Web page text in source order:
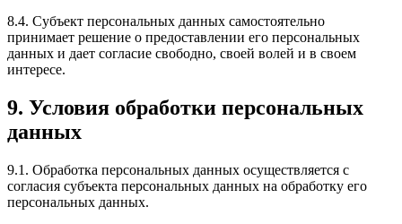
8.4. Субъект персональных данных самостоятельно
принимает решение о предоставлении его персональных
данных и дает согласие свободно, своей волей и в своем
интересе.
9. Условия обработки персональных
данных
9.1. Обработка персональных данных осуществляется с
согласия субъекта персональных данных на обработку его
персональных данных.